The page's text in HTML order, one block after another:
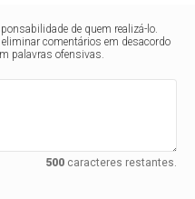
de quem realizá-lo.
comentários em desacordo
palavras ofensivas.
500caracteres restantes.